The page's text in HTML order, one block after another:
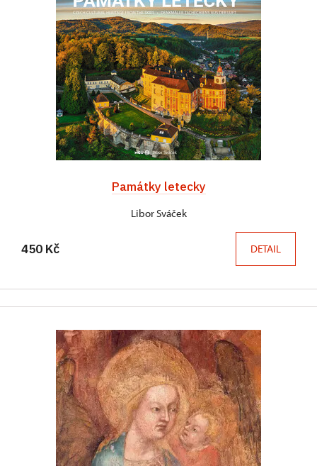
Památky letecky
Libor Sváček
450 Kč DETAIL